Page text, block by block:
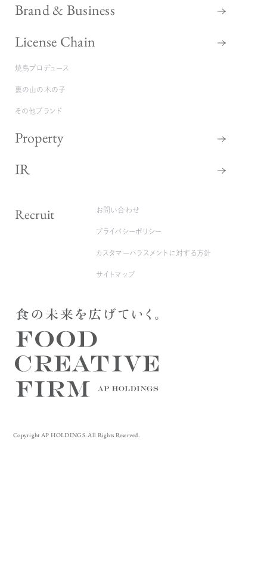
Brand & Business
License Chain
焼鳥プロデュース
裏の山の木の子
その他ブランド
Property
IR
Recruit お問い合わせ
プライバシーポリシー
カスタマーハラスメントに対する方針
サイトマップ
Copyright AP HOLDINGS. All Rights Reserved.